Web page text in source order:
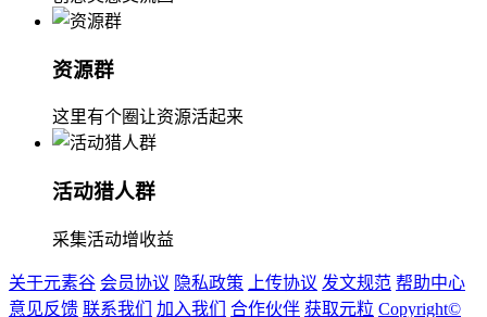
资源群
这里有个圈让资源活起来
活动猎人群
采集活动增收益
关于元素谷 会员协议 隐私政策 上传协议 发文规范 帮助中心
意见反馈 联系我们 加入我们 合作伙伴 获取元粒 Copyright©